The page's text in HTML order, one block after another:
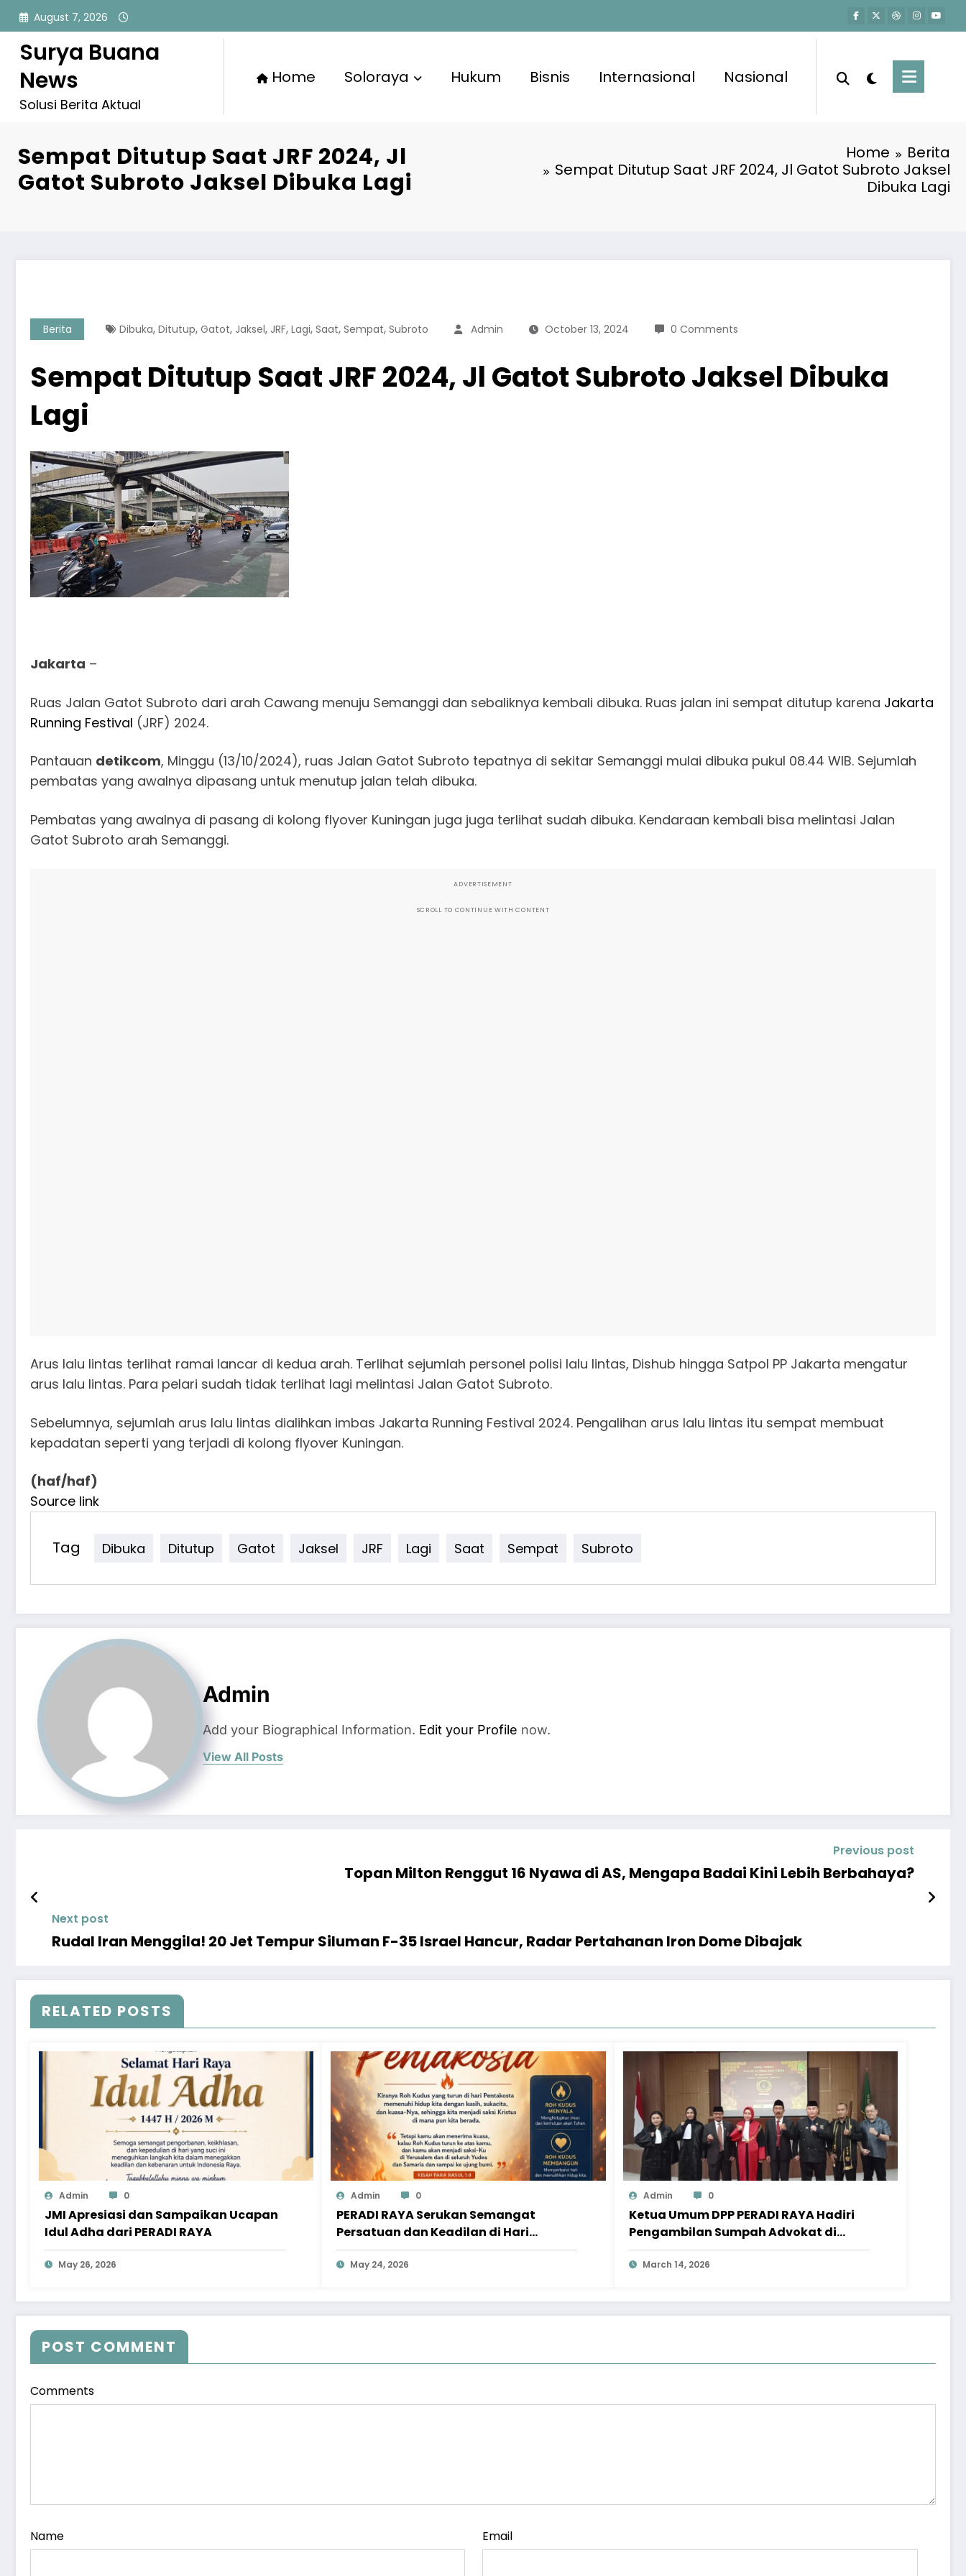
Skip
content
August 7, 2026
Surya Buana
News
Solusi Berita Aktual
Home Soloraya Hukum Bisnis Internasional Nasional
Sempat Ditutup Saat JRF 2024, Jl
Gatot Subroto Jaksel Dibuka Lagi
Home
Berita
Sempat Ditutup Saat JRF 2024, Jl Gatot Subroto Jaksel
Dibuka Lagi
Berita Dibuka, Ditutup, Gatot, Jaksel, JRF, Lagi, Saat, Sempat, Subroto Admin October 13, 2024 0 Comments
Sempat Ditutup Saat JRF 2024, Jl Gatot Subroto Jaksel Dibuka
Lagi
Jakarta –
Ruas Jalan Gatot Subroto dari arah Cawang menuju Semanggi dan sebaliknya kembali dibuka. Ruas jalan ini sempat ditutup karena Jakarta
Running Festival (JRF) 2024.
Pantauan detikcom, Minggu (13/10/2024), ruas Jalan Gatot Subroto tepatnya di sekitar Semanggi mulai dibuka pukul 08.44 WIB. Sejumlah
pembatas yang awalnya dipasang untuk menutup jalan telah dibuka.
Pembatas yang awalnya di pasang di kolong flyover Kuningan juga juga terlihat sudah dibuka. Kendaraan kembali bisa melintasi Jalan
Gatot Subroto arah Semanggi.
ADVERTISEMENT
SCROLL TO CONTINUE WITH CONTENT
Arus lalu lintas terlihat ramai lancar di kedua arah. Terlihat sejumlah personel polisi lalu lintas, Dishub hingga Satpol PP Jakarta mengatur
arus lalu lintas. Para pelari sudah tidak terlihat lagi melintasi Jalan Gatot Subroto.
Sebelumnya, sejumlah arus lalu lintas dialihkan imbas Jakarta Running Festival 2024. Pengalihan arus lalu lintas itu sempat membuat
kepadatan seperti yang terjadi di kolong flyover Kuningan.
(haf/haf)
Source link
Tag Dibuka Ditutup Gatot Jaksel JRF Lagi Saat Sempat Subroto
Admin
Add your Biographical Information. Edit your Profile now.
View All Posts
Previous post
Topan Milton Renggut 16 Nyawa di AS, Mengapa Badai Kini Lebih Berbahaya?
Next post
Rudal Iran Menggila! 20 Jet Tempur Siluman F-35 Israel Hancur, Radar Pertahanan Iron Dome Dibajak
RELATED POSTS
Admin 0
JMI Apresiasi dan Sampaikan Ucapan
Idul Adha dari PERADI RAYA
May 26, 2026
Admin 0
PERADI RAYA Serukan Semangat
Persatuan dan Keadilan di Hari
Pentakosta
May 24, 2026
Admin 0
Ketua Umum DPP PERADI RAYA Hadiri
Pengambilan Sumpah Advokat di
Pengadilan Tinggi Jawa Tengah
March 14, 2026
POST COMMENT
Comments
Name Email